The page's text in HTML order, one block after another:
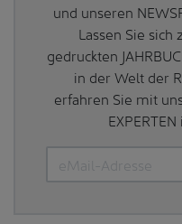
und unseren
Lassen Sie
gedruckten
in der Welt der
erfahren Sie mit